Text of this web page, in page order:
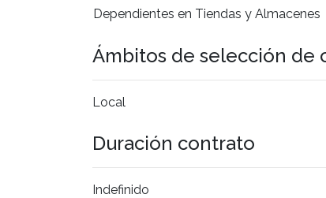
Dependientes en Tiendas y Almacenes
Ámbitos de selección de
Local
Duración contrato
Indefinido